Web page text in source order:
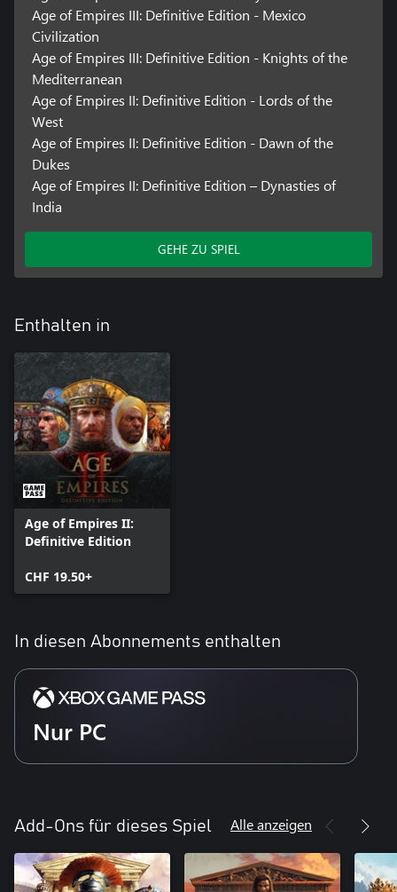
Age of Empires III: Definitive Edition - Mexico
Civilization
Age of Empires III: Definitive Edition - Knights of the
Mediterranean
Age of Empires II: Definitive Edition - Lords of the
West
Age of Empires II: Definitive Edition - Dawn of the
Dukes
Age of Empires II: Definitive Edition – Dynasties of
India
GEHE ZU SPIEL
Enthalten in
Age of Empires II:
Definitive Edition
CHF 19.50+
In diesen Abonnements enthalten
Nur PC
Add-Ons für dieses Spiel Alle anzeigen